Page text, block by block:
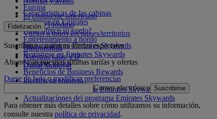
Europa
El continente americano
Oriente Próximo
Vuelos a todos los países/territorios
Características de las cabinas
Comprar en Emirates
¿Qué ofrece su vuelo?
Entretenimiento a bordo
Gastronomía
Nuestras salas VIP
Dubai Stopover
Fidelización
Inicie sesión en Emirates Skywards
Regístrese en Emirates Skywards
Nuestros socios
Beneficios de Business Rewards
Inscriba su empresa
Normativa del programa Emirates Skywards
Actualizaciones del programa Emirates Skywards
Suscribirse a nuestras ofertas especiales
Ahorre con nuestras últimas tarifas y ofertas
Darse de baja o modificar preferencias
Correo electrónico Suscribirse
Para obtener más detalles sobre cómo utilizamos su información,
consulte nuestra política de privacidad.